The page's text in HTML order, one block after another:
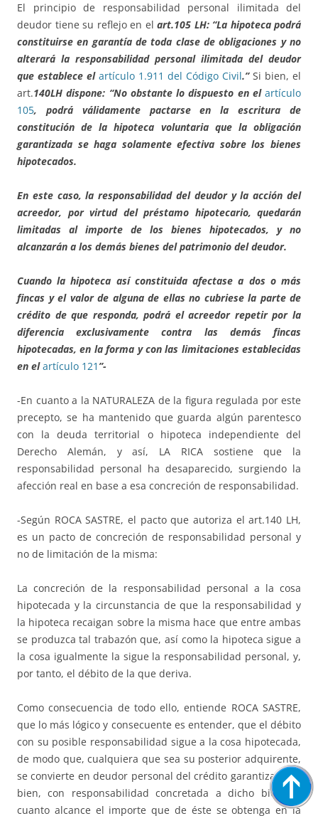
El principio de responsabilidad personal ilimitada del
deudor tiene su reflejo en el art.105 LH: “La hipoteca podrá
constituirse en garantía de toda clase de obligaciones y no
alterará la responsabilidad personal ilimitada del deudor
que establece el artículo 1.911 del Código Civil.”Si bien, el
art.140LH dispone: “No obstante lo dispuesto en el artículo
105, podrá válidamente pactarse en la escritura de
constitución de la hipoteca voluntaria que la obligación
garantizada se haga solamente efectiva sobre los bienes
hipotecados.
En este caso, la responsabilidad del deudor y la acción del
acreedor, por virtud del préstamo hipotecario, quedarán
limitadas al importe de los bienes hipotecados, y no
alcanzarán a los demás bienes del patrimonio del deudor.
Cuando la hipoteca así constituida afectase a dos o más
fincas y el valor de alguna de ellas no cubriese la parte de
crédito de que responda, podrá el acreedor repetir por la
diferencia exclusivamente contra las demás fincas
hipotecadas, en la forma y con las limitaciones establecidas
en elartículo 121 ”-
-En cuanto a la NATURALEZA de la figura regulada por este
precepto, se ha mantenido que guarda algún parentesco
con la deuda territorial o hipoteca independiente del
Derecho Alemán, y así, LA RICA sostiene que la
responsabilidad personal ha desaparecido, surgiendo la
afección real en base a esa concreción de responsabilidad.
-Según ROCA SASTRE, el pacto que autoriza el art.140 LH,
es un pacto de concreción de responsabilidad personal y
no de limitación de la misma:
La concreción de la responsabilidad personal a la cosa
hipotecada y la circunstancia de que la responsabilidad y
la hipoteca recaigan sobre la misma hace que entre ambas
se produzca tal trabazón que, así como la hipoteca sigue a
la cosa igualmente la sigue la responsabilidad personal, y,
por tanto, el débito de la que deriva.
Como consecuencia de todo ello, entiende ROCA SASTRE,
que lo más lógico y consecuente es entender, que el débito
con su posible responsabilidad sigue a la cosa hipotecada,
de modo que, cualquiera que sea su posterior adquirente,
se convierte en deudor personal del crédito garantizado, si
bien, con responsabilidad concretada a dicho bien en
cuanto alcance el importe que de éste se obtenga en la